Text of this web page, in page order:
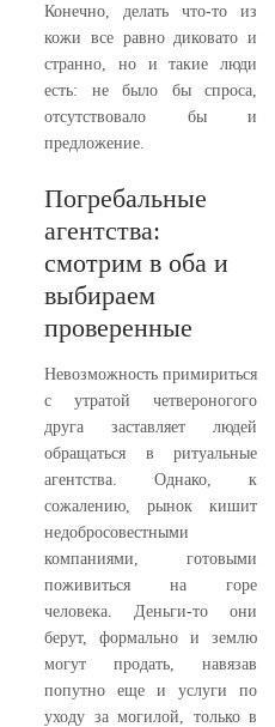
Конечно, делать что-то из
кожи все равно диковато и
странно, но и такие люди
есть: не было бы спроса,
отсутствовало бы и
предложение.
Погребальные
агентства:
смотрим в оба и
выбираем
проверенные
Невозможность примириться
с утратой четвероногого
друга заставляет людей
обращаться в ритуальные
агентства. Однако, к
сожалению, рынок кишит
недобросовестными
компаниями, готовыми
поживиться на горе
человека. Деньги-то они
берут, формально и землю
могут продать, навязав
попутно еще и услуги по
уходу за могилой, только в